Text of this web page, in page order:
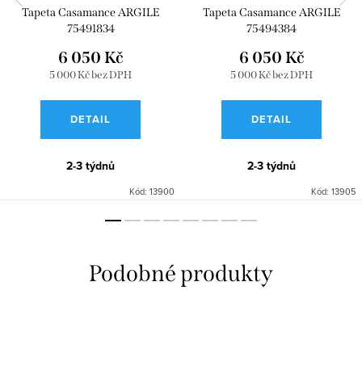
Tapeta Casamance ARGILE
75491834
5 000 Kč bez DPH
6 050 Kč
DETAIL
2-3 týdnů
Kód: 13900
Tapeta Casamance ARGILE
75494384
5 000 Kč bez DPH
6 050 Kč
DETAIL
2-3 týdnů
Kód: 13905